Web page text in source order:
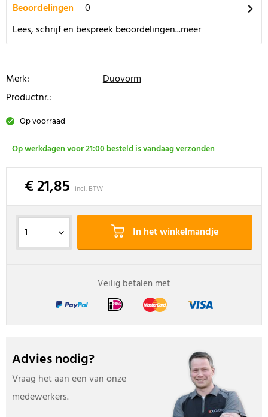
Beoordelingen
0
Lees, schrijf en bespreek beoordelingen...meer
Merk:
Duovorm
Productnr.:
Op voorraad
Op werkdagen voor 21:00 besteld is vandaag verzonden
€ 21,85 incl. BTW
In het winkelmandje
Veilig betalen met
Advies nodig?
Vraag het aan een van onze
medewerkers.